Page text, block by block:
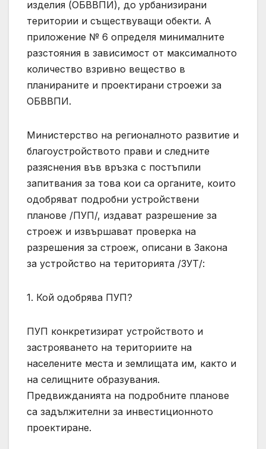
изделия (ОБВВПИ), до урбанизирани
територии и съществуващи обекти. А
приложение № 6 определя минималните
разстояния в зависимост от максималното
количество взривно вещество в
планираните и проектирани строежи за
ОБВВПИ.
Министерство на регионалното развитие и
благоустройството прави и следните
разяснения във връзка с постъпили
запитвания за това кои са органите, които
одобряват подробни устройствени
планове /ПУП/, издават разрешение за
строеж и извършават проверка на
разрешения за строеж, описани в Закона
за устройство на територията /ЗУТ/:
1. Кой одобрява ПУП?
ПУП конкретизират устройството и
застрояването на териториите на
населените места и землищата им, както и
на селищните образувания.
Предвижданията на подробните планове
са задължителни за инвестиционното
проектиране.